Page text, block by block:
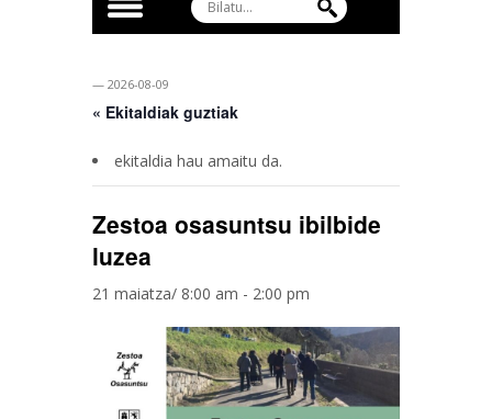
— 2026-08-09
« Ekitaldiak guztiak
ekitaldia hau amaitu da.
Zestoa osasuntsu ibilbide
luzea
21 maiatza/ 8:00 am - 2:00 pm